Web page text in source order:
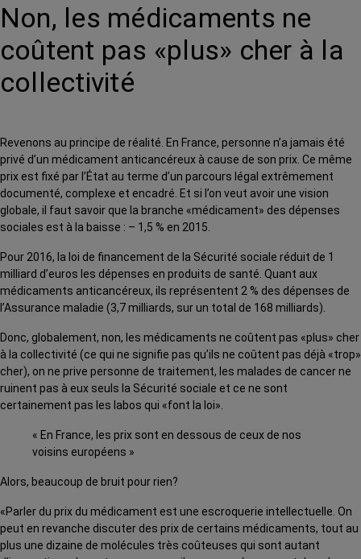
Non, les médicaments ne
coûtent pas «plus» cher à la
collectivité
Revenons au principe de réalité. En France, personne n’a jamais été
privé d’un médicament anticancéreux à cause de son prix. Ce même
prix est fixé par l’État au terme d’un parcours légal extrêmement
documenté, complexe et encadré. Et si l’on veut avoir une vision
globale, il faut savoir que la branche «médicament» des dépenses
sociales est à la baisse : – 1,5 % en 2015.
Pour 2016, la loi de financement de la Sécurité sociale réduit de 1
milliard d’euros les dépenses en produits de santé. Quant aux
médicaments anticancéreux, ils représentent 2 % des dépenses de
l’Assurance maladie (3,7 milliards, sur un total de 168 milliards).
Donc, globalement, non, les médicaments ne coûtent pas «plus» cher
à la collectivité (ce qui ne signifie pas qu’ils ne coûtent pas déjà «trop»
cher), on ne prive personne de traitement, les malades de cancer ne
ruinent pas à eux seuls la Sécurité sociale et ce ne sont
certainement pas les labos qui «font la loi».
« En France, les prix sont en dessous de ceux de nos
voisins européens »
Alors, beaucoup de bruit pour rien?
«Parler du prix du médicament est une escroquerie intellectuelle. On
peut en revanche discuter des prix de certains médicaments, tout au
plus une dizaine de molécules très coûteuses qui sont autant